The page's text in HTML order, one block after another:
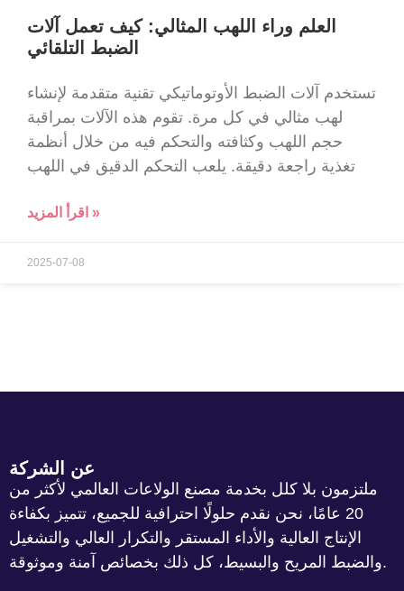
العلم وراء اللهب المثالي: كيف تعمل آلات
الضبط التلقائي
تستخدم آلات الضبط الأوتوماتيكي تقنية متقدمة لإنشاء
لهب مثالي في كل مرة. تقوم هذه الآلات بمراقبة
حجم اللهب وكثافته والتحكم فيه من خلال أنظمة
تغذية راجعة دقيقة. يلعب التحكم الدقيق في اللهب
اقرأ المزيد »
2025-07-08
عن الشركة
ملتزمون بلا كلل بخدمة مصنع الولاعات العالمي لأكثر من
20 عامًا، نحن نقدم حلولًا احترافية للجميع، تتميز بكفاءة
الإنتاج العالية والأداء المستقر والتكرار العالي والتشغيل
والضبط المريح والبسيط، كل ذلك بخصائص آمنة وموثوقة.